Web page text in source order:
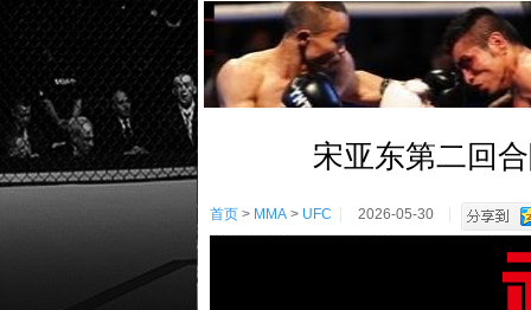
宋亚东第二回
首页 > MMA > UFC 2026-05-30